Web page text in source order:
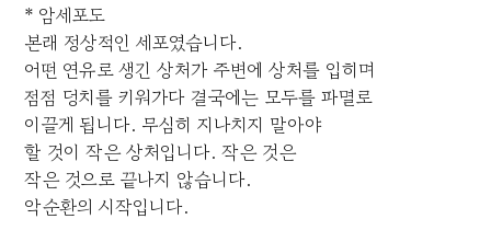
* 암세포도
본래 정상적인 세포였습니다.
어떤 연유로 생긴 상처가 주변에 상처를 입히며
점점 덩치를 키워가다 결국에는 모두를 파멸로
이끌게 됩니다. 무심히 지나치지 말아야
할 것이 작은 상처입니다. 작은 것은
작은 것으로 끝나지 않습니다.
악순환의 시작입니다.